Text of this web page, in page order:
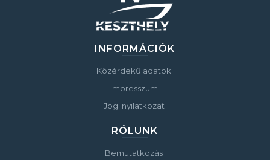
INFORMÁCIÓK
Közérdekű adatok
Impresszum
Jogi nyilatkozat
RÓLUNK
Bemutatkozás